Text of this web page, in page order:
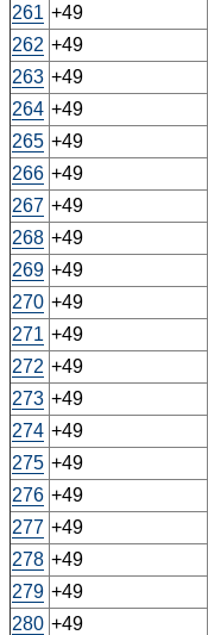
261 +49
262 +49
263 +49
264 +49
265 +49
266 +49
267 +49
268 +49
269 +49
270 +49
271 +49
272 +49
273 +49
274 +49
275 +49
276 +49
277 +49
278 +49
279 +49
280 +49